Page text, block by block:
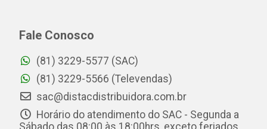
Fale Conosco
(81) 3229-5577 (SAC)
(81) 3229-5566 (Televendas)
sac@distacdistribuidora.com.br
Horário do atendimento do SAC - Segunda a
Sábado das 08:00 às 18:00hrs, exceto feriados